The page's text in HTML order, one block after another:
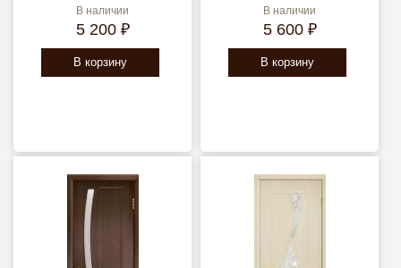
В наличии
5 200 ₽
В корзину
В наличии
5 600 ₽
В корзину